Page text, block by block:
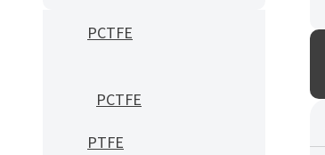
PCTFE
PCTFE
PTFE